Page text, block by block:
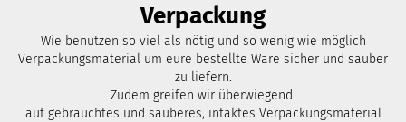
Verpackung
Wie benutzen so viel als nötig und so wenig wie möglich
Verpackungsmaterial um eure bestellte Ware sicher und sauber
zu liefern.
Zudem greifen wir überwiegend
auf gebrauchtes und sauberes, intaktes Verpackungsmaterial